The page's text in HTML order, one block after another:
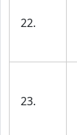
22.
23.